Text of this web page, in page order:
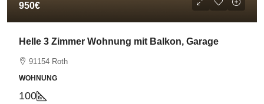
950€
Helle 3 Zimmer Wohnung mit Balkon, Garage
91154 Roth
WOHNUNG
100